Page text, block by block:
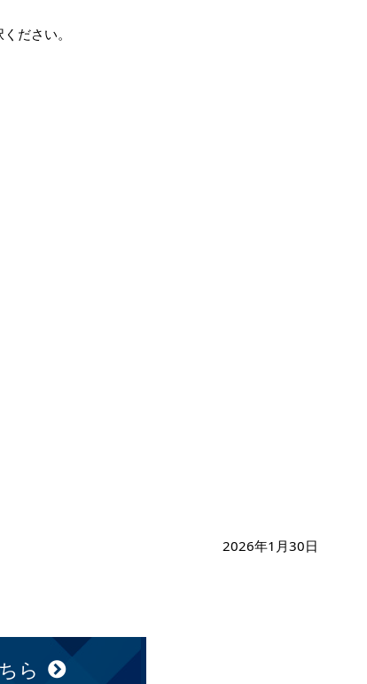
ださい。
2026年1月30日
ら